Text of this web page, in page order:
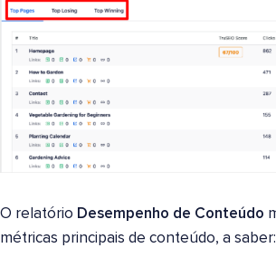
O relatório Desempenho de Conteúdo
métricas principais de conteúdo, a saber: